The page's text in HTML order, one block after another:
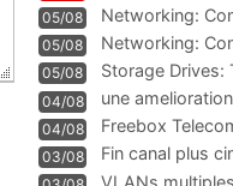
Technologie
05/08 Networking:
05/08
Networking:
Information
05/08
Storage Drives:
Management
04/08
une
WIFI
04/08
Freebox
Communi
03/08 Fin canal plus
VLANs